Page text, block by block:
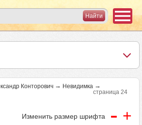
Конторович → Невидимка →
страница 24
Изменить размер шрифта - +